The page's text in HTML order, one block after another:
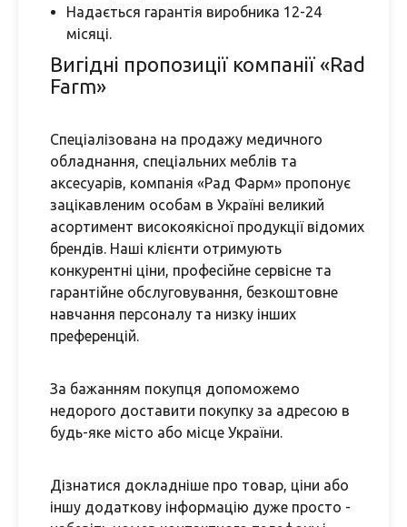
Надається гарантія виробника 12-24
місяці.
Вигідні пропозиції компанії «Rad
Farm»
Спеціалізована на продажу медичного
обладнання, спеціальних меблів та
аксесуарів, компанія «Рад Фарм» пропонує
зацікавленим особам в Україні великий
асортимент високоякісної продукції відомих
брендів. Наші клієнти отримують
конкурентні ціни, професійне сервісне та
гарантійне обслуговування, безкоштовне
навчання персоналу та низку інших
преференцій.
За бажанням покупця допоможемо
недорого доставити покупку за адресою в
будь-яке місто або місце України.
Дізнатися докладніше про товар, ціни або
іншу додаткову інформацію дуже просто -